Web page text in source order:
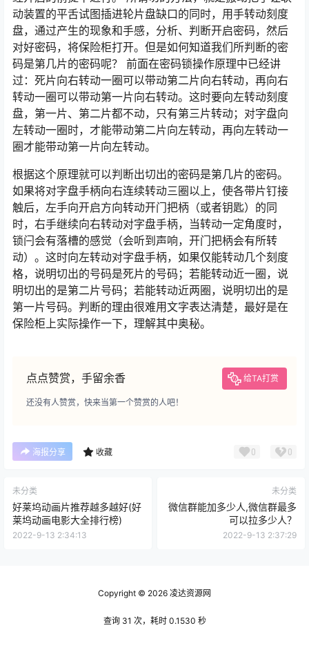
动装置的平舌试图插进轮片盘缺口的同时，用手转动刻度
盘，通过产生的现象和手感，分析、判断开启密码，然后
对好密码，将保险柜打开。但是如何知道我们所判断的密
码是第几片的密码呢？ 前面在密码锁操作原理中已经讲
过：死片向右转动一圈可以带动第二片向右转动，再向右
转动一圈可以带动第一片向右转动。这时要向左转动刻度
盘，第一片、第二片都不动，只有第三片转动；对字盘向
左转动一圈时，才能带动第二片向左转动，再向左转动一
圈才能带动第一片向左转动。
根据这个原理就可以判断出切出的密码是第几片的密码。
如果将对字盘手柄向右连续转动三圈以上，使各带片钉接
触后，左手向开启方向转动开门把柄（或者钥匙）的同
时，右手继续向右转动对字盘手柄，当转动一定角度时，
锁闩会有落槽的感觉（会听到声响，开门把柄会有所转
动）。这时向左转动对字盘手柄，如果仅能转动几个刻度
格，说明切出的号码是死片的号码；若能转动近一圈，说
明切出的是第二片号码；若能转动近两圈，说明切出的是
第一片号码。判断的理由很难用文字表达清楚，最好是在
保险柜上实际操作一下，理解其中奥秘。
点点赞赏，手留余香 给TA打赏
还没有人赞赏，快来当第一个赞赏的人吧！
海报分享 收藏 0 0
未分类
好莱坞动画片推荐越多越好(好
莱坞动画电影大全排行榜)
2022-9-13 2:34:13
未分类
微信群能加多少人,微信群最多
可以拉多少人？
2022-9-13 2:37:29
Copyright © 2026 凌达资源网
查询 31 次，耗时 0.1530 秒